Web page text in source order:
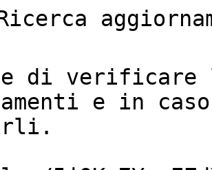
di verificare
e in